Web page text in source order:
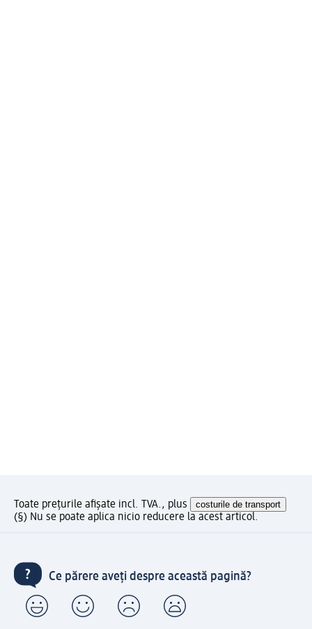
Toate prețurile afișate incl. TVA., plus costurile de transport
(§) Nu se poate aplica nicio reducere la acest articol.
Ce părere aveți despre această pagină?